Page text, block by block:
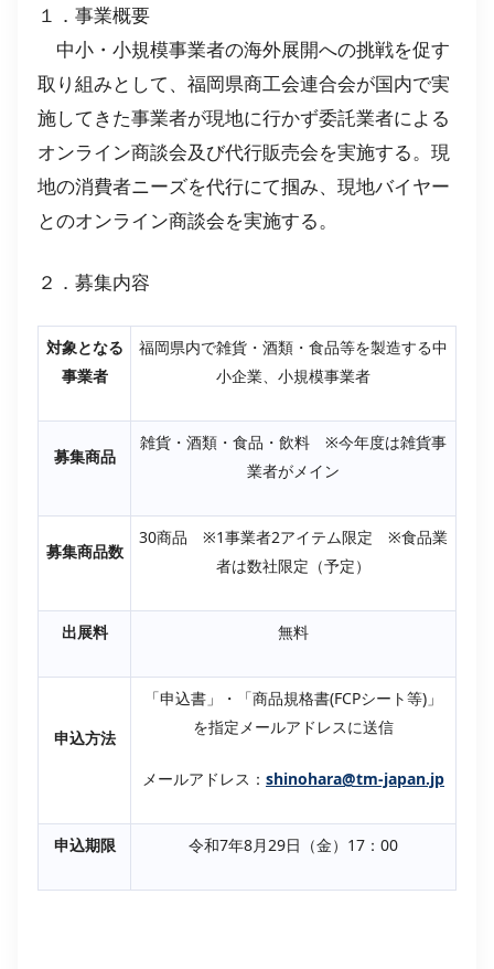
１．事業概要
中小・小規模事業者の海外展開への挑戦を促す
取り組みとして、福岡県商工会連合会が国内で実
施してきた事業者が現地に行かず委託業者による
オンライン商談会及び代行販売会を実施する。現
地の消費者ニーズを代行にて掴み、現地バイヤー
とのオンライン商談会を実施する。
２．募集内容
対象となる
事業者
福岡県内で雑貨・酒類・食品等を製造する中
小企業、小規模事業者
募集商品
雑貨・酒類・食品・飲料 ※今年度は雑貨事
業者がメイン
募集商品数
30商品 ※1事業者2アイテム限定 ※食品業
者は数社限定（予定）
出展料 無料
申込方法
「申込書」・「商品規格書(FCPシート等)」
を指定メールアドレスに送信
メールアドレス： shinohara@tm-japan.jp
申込期限 令和7年8月29日（金）17：00